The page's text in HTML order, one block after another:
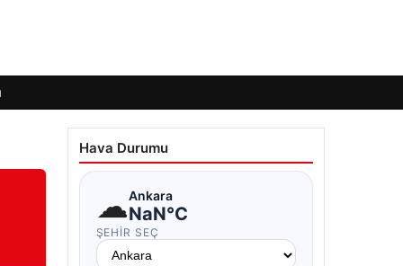
Hava Durumu
☁Ankara
NaN°C
ŞEHIR SEÇ